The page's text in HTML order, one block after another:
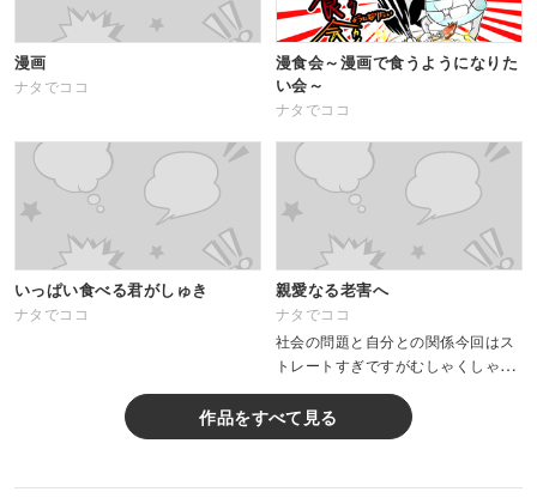
漫画
ナタでココ
漫食会～漫画で食うようになりた
い会～
ナタでココ
いっぱい食べる君がしゅき
ナタでココ
親愛なる老害へ
ナタでココ
社会の問題と自分との関係今回はス
トレートすぎですがむしゃくしゃし
作品をすべて見る